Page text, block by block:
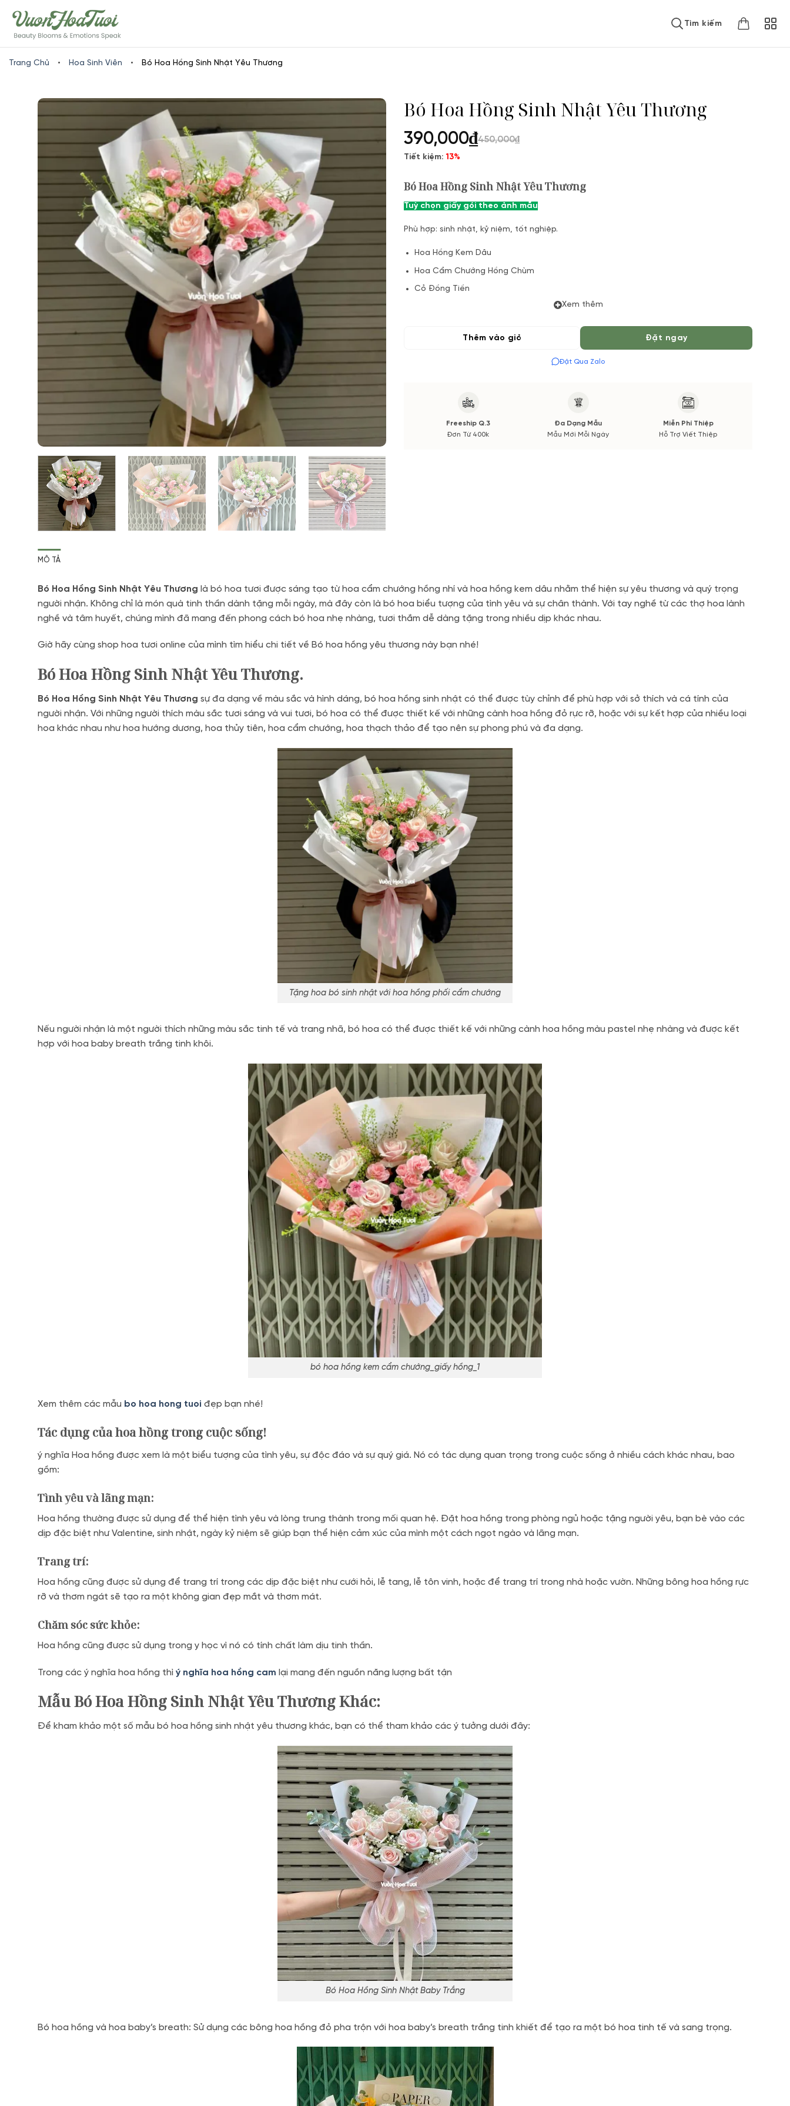
to
content
Tìm kiếm
Trang Chủ • Hoa Sinh Viên • Bó Hoa Hồng Sinh Nhật Yêu Thương
Bó Hoa Hồng Sinh Nhật Yêu Thương
390,000₫450,000₫
Tiết kiệm:13%
Bó Hoa Hồng Sinh Nhật Yêu Thương
Tuỳ chọn giấy gói theo ảnh mẫu
Phù hợp: sinh nhật, kỷ niệm, tốt nghiệp.
Hoa Hồng Kem Dâu
Hoa Cẩm Chướng Hồng Chùm
Cỏ Đồng Tiền
(*) Đơn hàng cần đặt trước 30 Phút để chuẩn bị Hoa Tươi theo màu tốt nhất cho bạn,
Hoa phụ có thể thay đổi theo Mùa vụ. Vườn Hoa Tươi đảm bảo phong cách cắm, tone
Xem thêm
Thêm vào giỏ Đặt ngay
Đặt Qua Zalo
Freeship Q.3
Đơn Từ 400k
Đa Dạng Mẫu
Mẫu Mới Mỗi Ngày
Miễn Phí Thiệp
Hỗ Trợ Viết Thiệp
MÔ TẢ
Bó Hoa Hồng Sinh Nhật Yêu Thương là bó hoa tươi được sáng tạo từ hoa cẩm chướng hồng nhí và hoa hồng kem dâu nhằm thể hiện sự yêu thương và quý trọng
người nhận. Không chỉ là món quà tinh thần dành tặng mỗi ngày, mà đây còn là bó hoa biểu tượng của tình yêu và sự chân thành. Với tay nghề từ các thợ hoa lành
nghề và tâm huyết, chúng mình đã mang đến phong cách bó hoa nhẹ nhàng, tươi thắm dễ dàng tặng trong nhiều dịp khác nhau.
Giờ hãy cùng shop hoa tươi online của mình tìm hiểu chi tiết về Bó hoa hồng yêu thương này bạn nhé!
Bó Hoa Hồng Sinh Nhật Yêu Thương.
Bó Hoa Hồng Sinh Nhật Yêu Thương sự đa dạng về màu sắc và hình dáng, bó hoa hồng sinh nhật có thể được tùy chỉnh để phù hợp với sở thích và cá tính của
người nhận. Với những người thích màu sắc tươi sáng và vui tươi, bó hoa có thể được thiết kế với những cành hoa hồng đỏ rực rỡ, hoặc với sự kết hợp của nhiều loại
hoa khác nhau như hoa hướng dương, hoa thủy tiên, hoa cẩm chướng, hoa thạch thảo để tạo nên sự phong phú và đa dạng.
Tặng hoa bó sinh nhật với hoa hồng phối cẩm chướng
Nếu người nhận là một người thích những màu sắc tinh tế và trang nhã, bó hoa có thể được thiết kế với những cành hoa hồng màu pastel nhẹ nhàng và được kết
hợp với hoa baby breath trắng tinh khôi.
bó hoa hồng kem cẩm chướng_giấy hồng_1
Xem thêm các mẫu bo hoa hong tuoi đẹp bạn nhé!
Tác dụng của hoa hồng trong cuộc sống!
ý nghĩa Hoa hồng được xem là một biểu tượng của tình yêu, sự độc đáo và sự quý giá. Nó có tác dụng quan trọng trong cuộc sống ở nhiều cách khác nhau, bao
gồm:
Tình yêu và lãng mạn:
Hoa hồng thường được sử dụng để thể hiện tình yêu và lòng trung thành trong mối quan hệ. Đặt hoa hồng trong phòng ngủ hoặc tặng người yêu, bạn bè vào các
dịp đặc biệt như Valentine, sinh nhật, ngày kỷ niệm sẽ giúp bạn thể hiện cảm xúc của mình một cách ngọt ngào và lãng mạn.
Trang trí:
Hoa hồng cũng được sử dụng để trang trí trong các dịp đặc biệt như cưới hỏi, lễ tang, lễ tôn vinh, hoặc để trang trí trong nhà hoặc vườn. Những bông hoa hồng rực
rỡ và thơm ngát sẽ tạo ra một không gian đẹp mắt và thơm mát.
Chăm sóc sức khỏe:
Hoa hồng cũng được sử dụng trong y học vì nó có tính chất làm dịu tinh thần.
Trong các ý nghĩa hoa hồng thì ý nghĩa hoa hồng cam lại mang đến nguồn năng lượng bất tận
Mẫu Bó Hoa Hồng Sinh Nhật Yêu Thương Khác:
Để kham khảo một số mẫu bó hoa hồng sinh nhật yêu thương khác, bạn có thể tham khảo các ý tưởng dưới đây:
Bó Hoa Hồng Sinh Nhật Baby Trắng
Bó hoa hồng và hoa baby’s breath: Sử dụng các bông hoa hồng đỏ pha trộn với hoa baby’s breath trắng tinh khiết để tạo ra một bó hoa tinh tế và sang trọng.